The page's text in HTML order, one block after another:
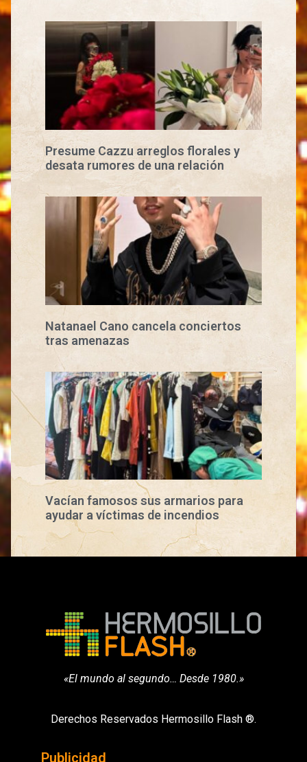
Presume Cazzu arreglos florales y
desata rumores de una relación
Natanael Cano cancela conciertos
tras amenazas
Vacían famosos sus armarios para
ayudar a víctimas de incendios
«El mundo al segundo… Desde 1980.»
Derechos Reservados Hermosillo Flash ®.
Publicidad